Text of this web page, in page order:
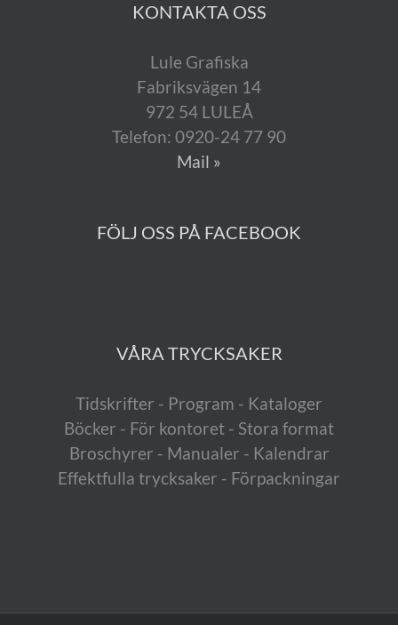
KONTAKTA OSS
Lule Grafiska
Fabriksvägen 14
972 54 LULEÅ
Telefon: 0920-24 77 90
Mail »
FÖLJ OSS PÅ FACEBOOK
VÅRA TRYCKSAKER
Tidskrifter - Program - Kataloger
Böcker - För kontoret - Stora format
Broschyrer - Manualer - Kalendrar
Effektfulla trycksaker - Förpackningar